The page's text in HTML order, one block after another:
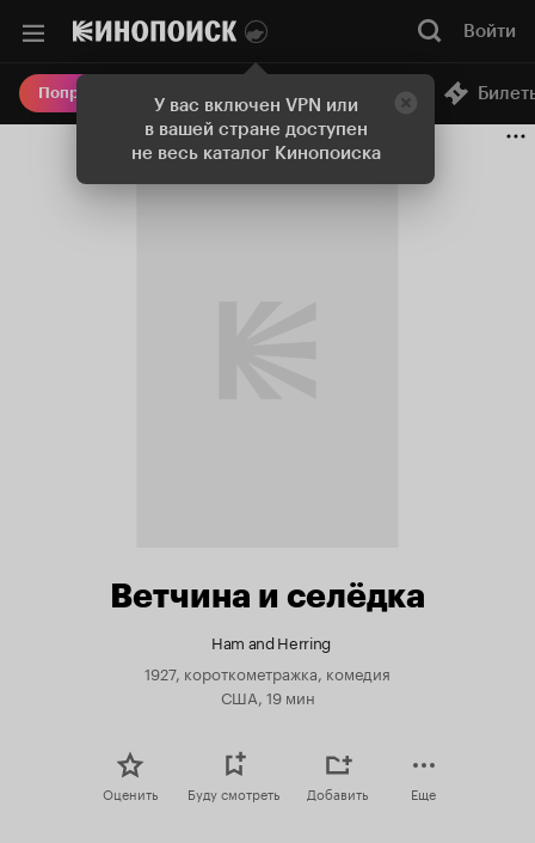
У вас включен VPN или
в вашей стране доступен
не весь каталог Кинопоиска
Войти
Попробовать Плюс Онлайн-кинотеатр
Ветчина и селёдка
Ham and Herring
1927, короткометражка, комедия
США, 19 мин
Оценить Буду смотреть Добавить Еще